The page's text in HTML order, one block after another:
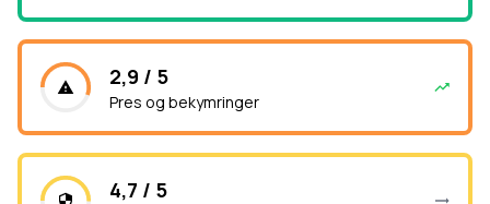
2,9 / 5
Pres og bekymringer
4,7 / 5